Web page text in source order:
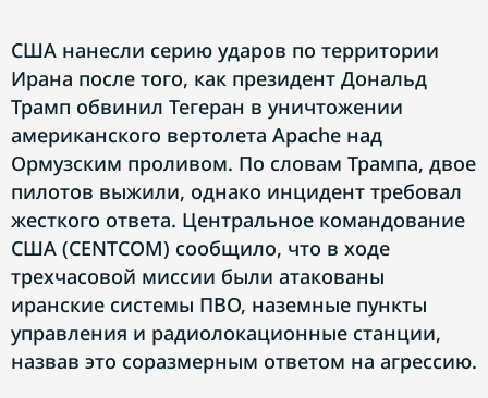
США нанесли серию ударов по территории
Ирана после того, как президент Дональд
Трамп обвинил Тегеран в уничтожении
американского вертолета Apache над
Ормузским проливом. По словам Трампа, двое
пилотов выжили, однако инцидент требовал
жесткого ответа. Центральное командование
США (CENTCOM) сообщило, что в ходе
трехчасовой миссии были атакованы
иранские системы ПВО, наземные пункты
управления и радиолокационные станции,
назвав это соразмерным ответом на агрессию.